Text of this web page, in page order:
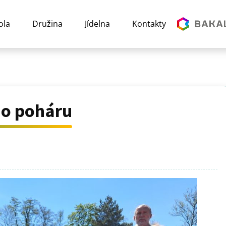
Družina Jídelna Kontakty
poháru